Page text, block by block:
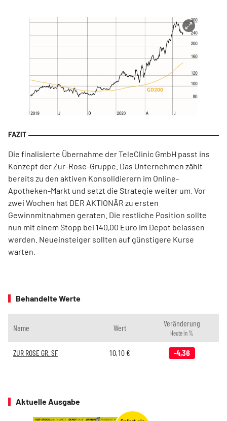
Die finalisierte Übernahme der TeleClinic GmbH passt ins
Konzept der Zur-Rose-Gruppe. Das Unternehmen zählt
bereits zu den aktiven Konsolidierern im Online-
Apotheken-Markt und setzt die Strategie weiter um. Vor
zwei Wochen hat DER AKTIONÄR zu ersten
Gewinnmitnahmen geraten. Die restliche Position sollte
nun mit einem Stopp bei 140,00 Euro im Depot belassen
werden. Neueinsteiger sollten auf günstigere Kurse
warten.
Behandelte Werte
Name Wert Veränderung
Heute in %
ZUR ROSE GR. SF 10,10 € -4,36
Aktuelle Ausgabe